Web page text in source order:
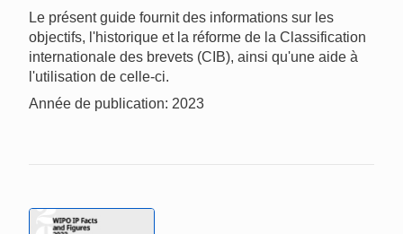
Le présent guide fournit des informations sur les
objectifs, l'historique et la réforme de la Classification
internationale des brevets (CIB), ainsi qu'une aide à
l'utilisation de celle-ci.
Année de publication: 2023